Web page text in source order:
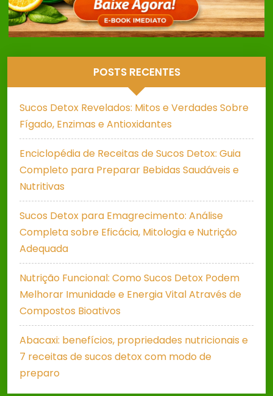
POSTS RECENTES
Sucos Detox Revelados: Mitos e Verdades Sobre
Fígado, Enzimas e Antioxidantes
Enciclopédia de Receitas de Sucos Detox: Guia
Completo para Preparar Bebidas Saudáveis e
Nutritivas
Sucos Detox para Emagrecimento: Análise
Completa sobre Eficácia, Mitologia e Nutrição
Adequada
Nutrição Funcional: Como Sucos Detox Podem
Melhorar Imunidade e Energia Vital Através de
Compostos Bioativos
Abacaxi: benefícios, propriedades nutricionais e
7 receitas de sucos detox com modo de
preparo